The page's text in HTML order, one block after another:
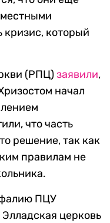
кризис, который
(РПЦ) заявили,
начал
что часть
решение, так как
правилам не
ПЦУ
церковь